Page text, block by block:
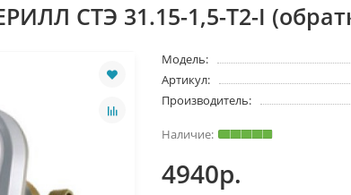
СТЭ 31.15-1,5-Т2-I
Модель:
Артикул:
Производитель:
4940р.